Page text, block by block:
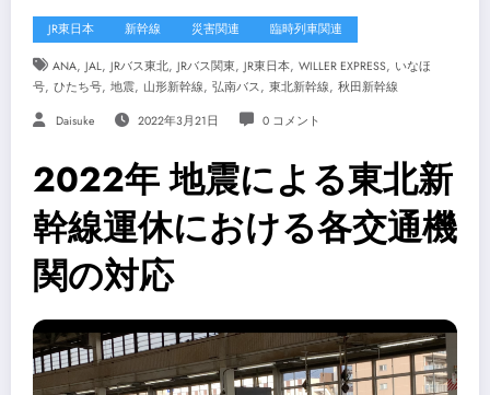
JR東日本 新幹線 災害関連 臨時列車関連
ANA, JAL, JRバス東北, JRバス関東, JR東日本, WILLER EXPRESS, いなほ
号, ひたち号, 地震, 山形新幹線, 弘南バス, 東北新幹線, 秋田新幹線
Daisuke 2022年3月21日 0 コメント
2022年 地震による東北新
幹線運休における各交通機
関の対応